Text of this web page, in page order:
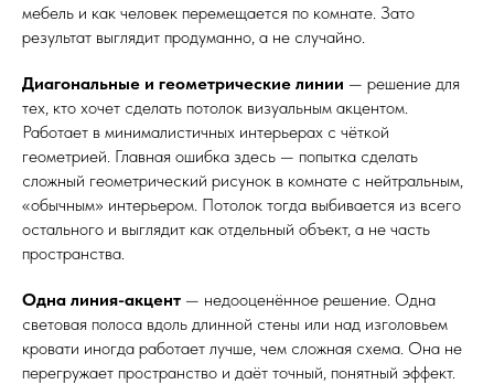
мебель и как человек перемещается по комнате. Зато
результат выглядит продуманно, а не случайно.
Диагональные и геометрические линии — решение для
тех, кто хочет сделать потолок визуальным акцентом.
Работает в минималистичных интерьерах с чёткой
геометрией. Главная ошибка здесь — попытка сделать
сложный геометрический рисунок в комнате с нейтральным,
«обычным» интерьером. Потолок тогда выбивается из всего
остального и выглядит как отдельный объект, а не часть
пространства.
Одна линия-акцент — недооценённое решение. Одна
световая полоса вдоль длинной стены или над изголовьем
кровати иногда работает лучше, чем сложная схема. Она не
перегружает пространство и даёт точный, понятный эффект.